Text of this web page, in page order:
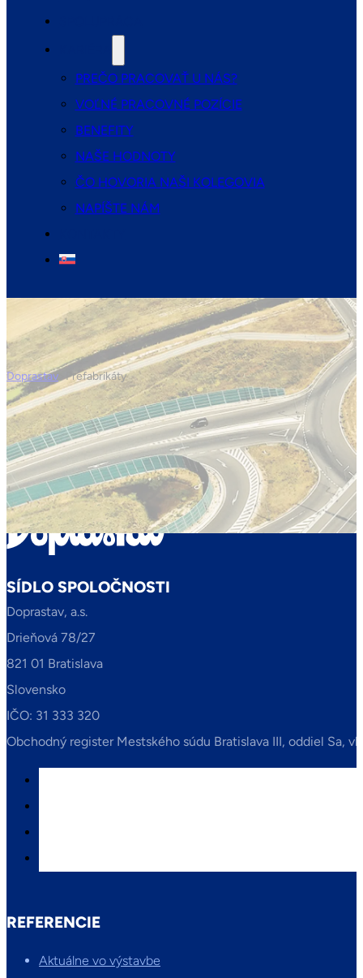
PREČO PRACOVAŤ U NÁS?
VOĽNÉ PRACOVNÉ POZÍCIE
BENEFITY
NAŠE HODNOTY
ČO HOVORIA NAŠI KOLEGOVIA
NAPÍŠTE NÁM
Doprastav >Prefabrikáty
SÍDLO SPOLOČNOSTI
Doprastav, a.s.
Drieňová 78/27
821 01 Bratislava
Slovensko
IČO: 31 333 320
Obchodný register Mestského súdu Bratislava III, oddiel Sa,
REFERENCIE
Aktuálne vo výstavbe